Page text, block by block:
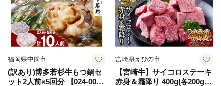
福岡県中間市
(訳あり)博多若杉牛もつ鍋セ
ット2人前×5回分 【024-002
宮崎県えびの市
【宮崎牛】サイコロステーキ
赤身＆霜降り 400g(各200g×